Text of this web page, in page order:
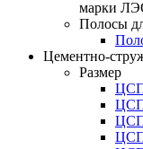
марки
Полосы
Цементно-
Размер